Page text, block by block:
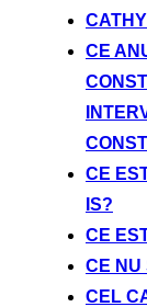
CE
CE
IS?
CE
CE NU
CEL